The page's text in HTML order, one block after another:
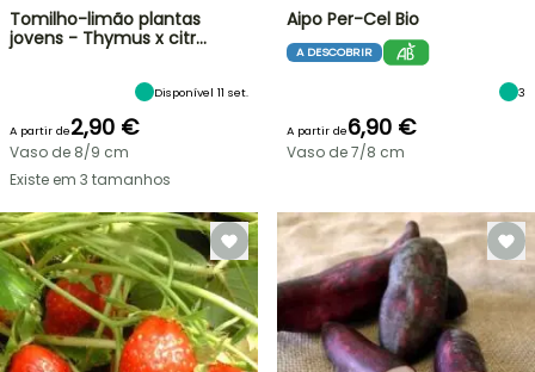
Tomilho-limão plantas
jovens - Thymus x citr…
Disponível 11 set.
A partir de2,90 €
Vaso de 8/9 cm
Existe em 3 tamanhos
Aipo Per-Cel Bio
A DESCOBRIR
3
A partir de6,90 €
Vaso de 7/8 cm